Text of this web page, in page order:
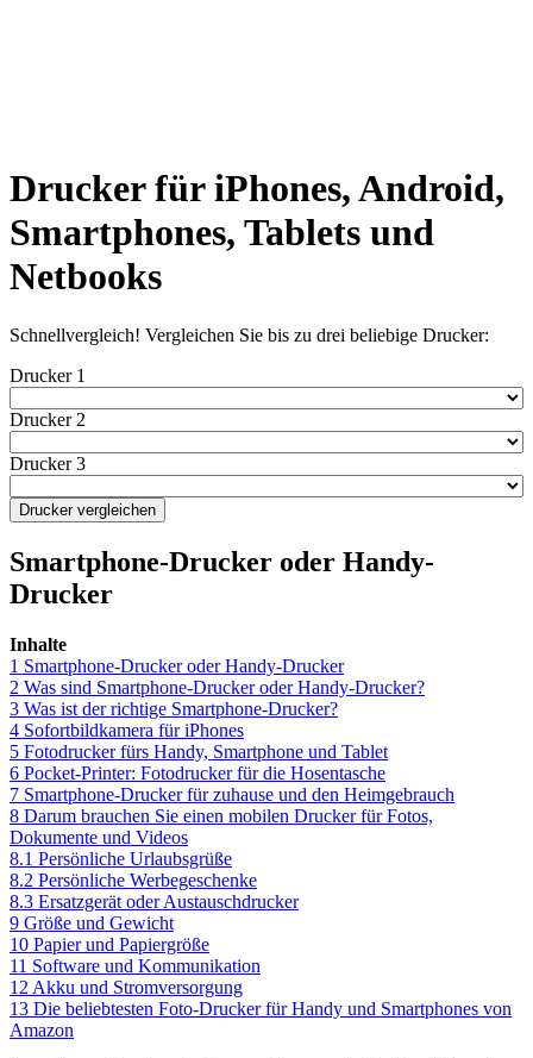
Drucker für iPhones, Android,
Smartphones, Tablets und
Netbooks
Schnellvergleich! Vergleichen Sie bis zu drei beliebige Drucker:
Drucker 1
Drucker 2
Drucker 3
Smartphone-Drucker oder Handy-
Drucker
Inhalte
1 Smartphone-Drucker oder Handy-Drucker
2 Was sind Smartphone-Drucker oder Handy-Drucker?
3 Was ist der richtige Smartphone-Drucker?
4 Sofortbildkamera für iPhones
5 Fotodrucker fürs Handy, Smartphone und Tablet
6 Pocket-Printer: Fotodrucker für die Hosentasche
7 Smartphone-Drucker für zuhause und den Heimgebrauch
8 Darum brauchen Sie einen mobilen Drucker für Fotos,
Dokumente und Videos
8.1 Persönliche Urlaubsgrüße
8.2 Persönliche Werbegeschenke
8.3 Ersatzgerät oder Austauschdrucker
9 Größe und Gewicht
10 Papier und Papiergröße
11 Software und Kommunikation
12 Akku und Stromversorgung
13 Die beliebtesten Foto-Drucker für Handy und Smartphones von
Amazon